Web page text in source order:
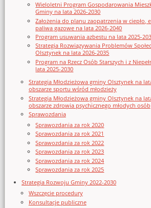
Wieloletni Program Gospodarowania
Gminy na lata 2026-2030
Założenia do planu zaopatrzenia w ciepło,
paliwa gazowe na lata 2026-2040
Program usuwania azbestu na lata 2025-
Strategia Rozwiązywania Problemów
Olsztynek na lata 2026-2035
Program na Rzecz Osób Starszych i z
lata 2025-2030
Strategia Młodzieżowa gminy Olsztynek na
obszarze sportu wśród młodzieży
Strategia Młodzieżowa gminy Olsztynek na
obszarze zdrowia psychicznego młodych osób
Sprawozdania
Sprawozdania za rok 2020
Sprawozdania za rok 2021
Sprawozdania za rok 2022
Sprawozdania za rok 2023
Sprawozdania za rok 2024
Sprawozdania za rok 2025
Strategia Rozwoju Gminy 2022-2030
Wszczęcie procedury
Konsultacje publiczne